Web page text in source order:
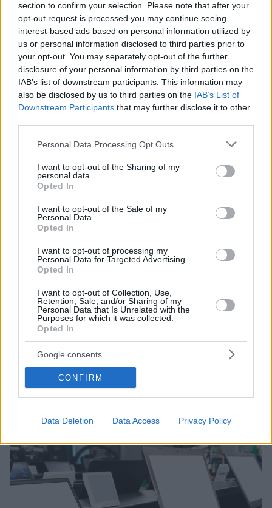
section to confirm your selection. Please note that after your
opt-out request is processed you may continue seeing
interest-based ads based on personal information utilized by
us or personal information disclosed to third parties prior to
your opt-out. You may separately opt-out of the further
disclosure of your personal information by third parties on the
IAB’s list of downstream participants. This information may
also be disclosed by us to third parties on the IAB’s List of
Downstream Participants that may further disclose it to other
Please note that this website/app uses one or more Google
not limited to your visit or usage behaviour. You may click to
grant or deny consent to Google and its third-party tags to
use your data for below specified purposes in below Google
consent section.
Personal Data Processing Opt Outs
I want to opt-out of the Sharing of my
personal data.
Opted In
I want to opt-out of the Sale of my
Personal Data.
Opted In
I want to opt-out of processing my
Personal Data for Targeted Advertising.
Opted In
I want to opt-out of Collection, Use,
Retention, Sale, and/or Sharing of my
Personal Data that Is Unrelated with the
Purposes for which it was collected.
Opted In
Google consents
CONFIRM
Data Deletion Data Access Privacy Policy
Κλιμάκια ελεγκτών της ΔΙΜΕΑ βρίσκονται στη
Θεσσαλία για να ελέγξουν την τήρηση της
νομοθεσίας σχετικά με την ανώτατη τιμή πώλησης
στο εμφιαλωμένο νερό - Έλεγχοι και στις λαϊκές
Μόνο ψηφιακά η έκδοση αριθμού προτεραιότητας στο
Κτηματολογικό Γραφείο Αθηνών
Θα ακολουθήσουν τα κτηματολογικά γραφεία σε